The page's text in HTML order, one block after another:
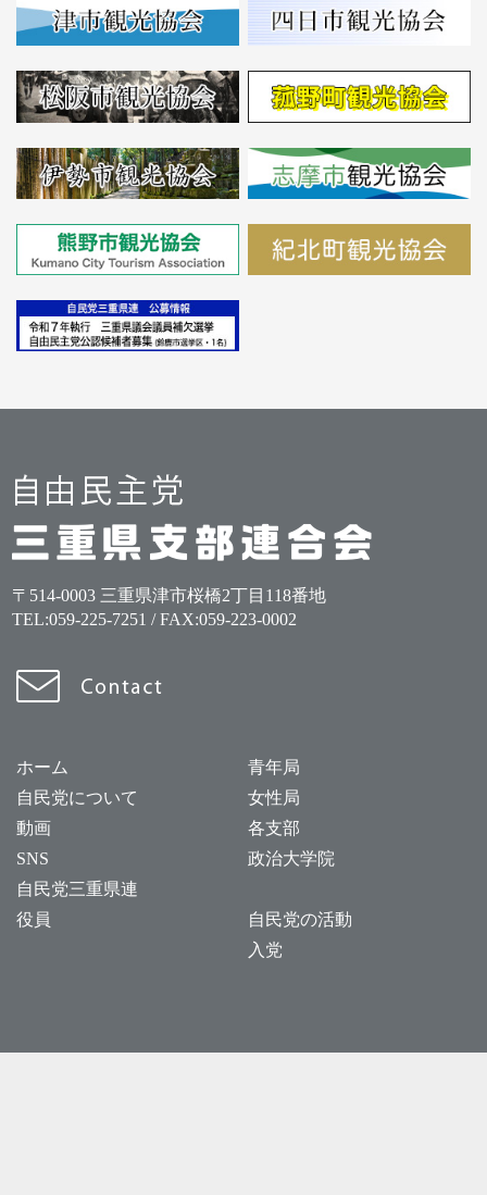
〒514-0003 三重県津市桜橋2丁目118番地
TEL:059-225-7251 / FAX:059-223-0002
ホーム
自民党について
動画
SNS
自民党三重県連
役員
青年局
女性局
各支部
政治大学院
自民党の活動
入党